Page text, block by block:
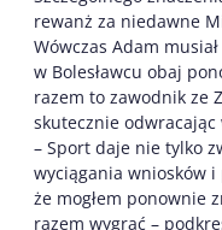
rewanż za niedawne
Wówczas Adam
w Bolesławcu obaj
razem to zawodnik ze
skutecznie
– Sport daje nie tylko
wyciągania wniosków
że mogłem ponownie
razem wygrać –